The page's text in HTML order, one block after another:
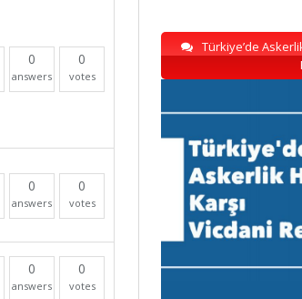
0
answers
0
votes
0
answers
0
votes
0
answers
0
votes
Türkiye’de